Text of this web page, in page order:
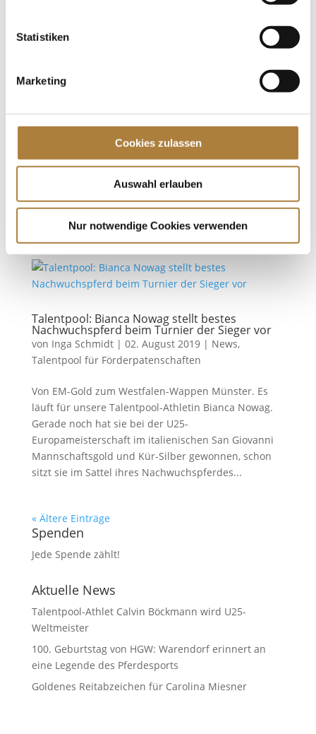
Statistiken
Marketing
Cookies zulassen
Auswahl erlauben
Nur notwendige Cookies verwenden
Schaaf stellen Bundeschampions 2019
Wenn der Nachwuchs Nachwuchspferde zum Titel
reitet Warendorf. Auch 2019 verwandelte sich der
Bundeschampionate in eine riesige Schaubühne für
die besten Nachwuchspferde und -ponys aus
deutscher Zucht. Doch für Furore hat...
Talentpool: Bianca Nowag stellt bestes
Nachwuchspferd beim Turnier der Sieger vor
von Inga Schmidt| 02. August 2019| News,
Talentpool für Förderpatenschaften
Von EM-Gold zum Westfalen-Wappen Münster. Es
läuft für unsere Talentpool-Athletin Bianca Nowag.
Gerade noch hat sie bei der U25-
Europameisterschaft im italienischen San Giovanni
Mannschaftsgold und Kür-Silber gewonnen, schon
sitzt sie im Sattel ihres Nachwuchspferdes...
« Ältere Einträge
Spenden
Jede Spende zählt!
Aktuelle News
Talentpool-Athlet Calvin Böckmann wird U25-
Weltmeister
100. Geburtstag von HGW: Warendorf erinnert an
eine Legende des Pferdesports
Goldenes Reitabzeichen für Carolina Miesner